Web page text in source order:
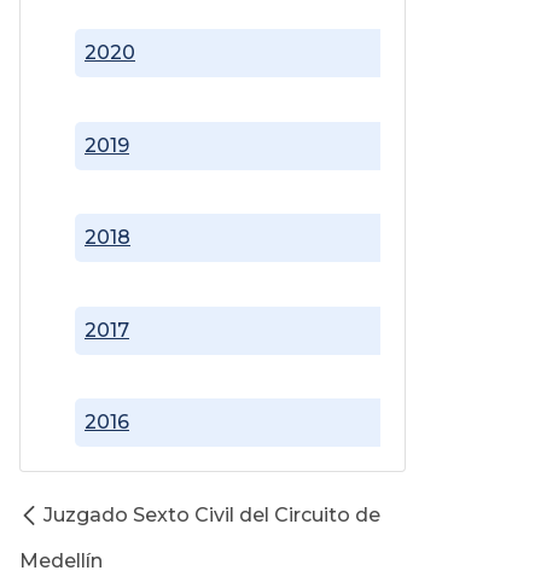
2016
2017
2018
2019
2020
Juzgado Sexto Civil del Circuito de
Medellín